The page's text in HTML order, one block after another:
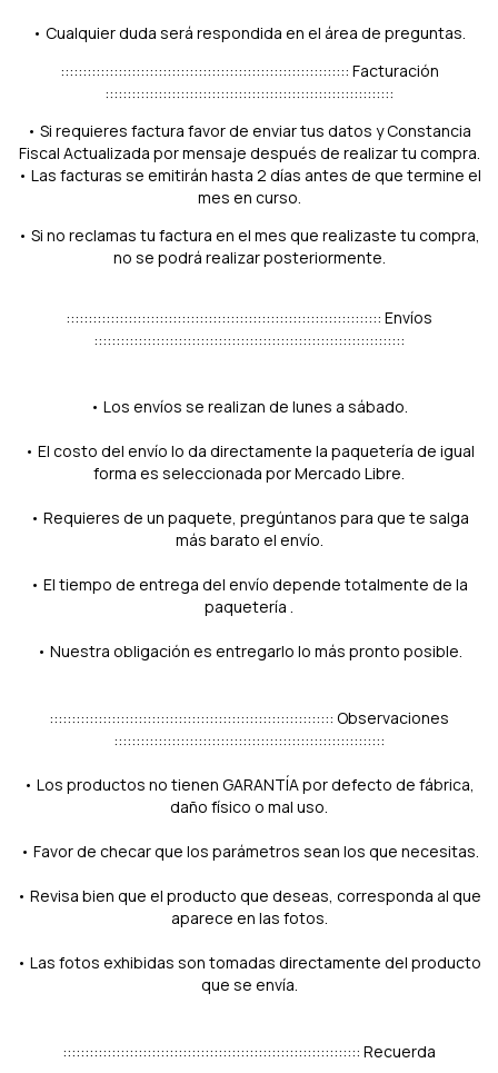
• Cualquier duda será respondida en el área de preguntas.
::::::::::::::::::::::::::::::::::::::::::::::::::::::::::::::::: Facturación
:::::::::::::::::::::::::::::::::::::::::::::::::::::::::::::::::
• Si requieres factura favor de enviar tus datos y Constancia
Fiscal Actualizada por mensaje después de realizar tu compra.
• Las facturas se emitirán hasta 2 días antes de que termine el
mes en curso.
• Si no reclamas tu factura en el mes que realizaste tu compra,
no se podrá realizar posteriormente.
::::::::::::::::::::::::::::::::::::::::::::::::::::::::::::::::::::::: Envíos
::::::::::::::::::::::::::::::::::::::::::::::::::::::::::::::::::::::
• Los envíos se realizan de lunes a sábado.
• El costo del envío lo da directamente la paquetería de igual
forma es seleccionada por Mercado Libre.
• Requieres de un paquete, pregúntanos para que te salga
más barato el envío.
• El tiempo de entrega del envío depende totalmente de la
paquetería .
• Nuestra obligación es entregarlo lo más pronto posible.
:::::::::::::::::::::::::::::::::::::::::::::::::::::::::::::::: Observaciones
:::::::::::::::::::::::::::::::::::::::::::::::::::::::::::::
• Los productos no tienen GARANTÍA por defecto de fábrica,
daño físico o mal uso.
• Favor de checar que los parámetros sean los que necesitas.
• Revisa bien que el producto que deseas, corresponda al que
aparece en las fotos.
• Las fotos exhibidas son tomadas directamente del producto
que se envía.
::::::::::::::::::::::::::::::::::::::::::::::::::::::::::::::::::: Recuerda